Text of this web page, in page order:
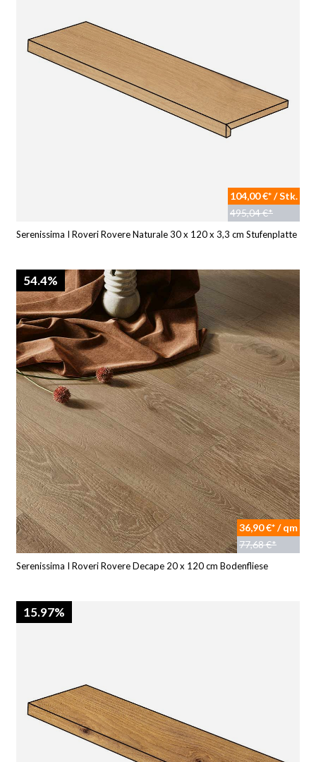
104,00 €* / Stk.
495,04 €*
Serenissima I Roveri Rovere Naturale 30 x 120 x 3,3 cm Stufenplatte
54.4%
36,90 €* / qm
77,68 €*
Serenissima I Roveri Rovere Decape 20 x 120 cm Bodenfliese
15.97%